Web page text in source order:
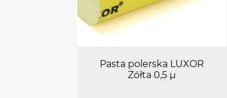
Pasta polerska LUXOR
Żółta 0,5 µ